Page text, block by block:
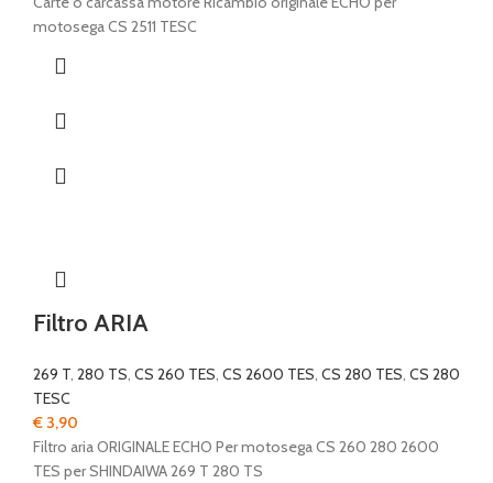
motosega CS 2511 TESC
Filtro ARIA
269 T, 280 TS, CS 260 TES, CS 2600 TES, CS 280 TES, CS 280
TESC
€ 3,90
Filtro aria ORIGINALE ECHO Per motosega CS 260 280 2600
TES per SHINDAIWA 269 T 280 TS